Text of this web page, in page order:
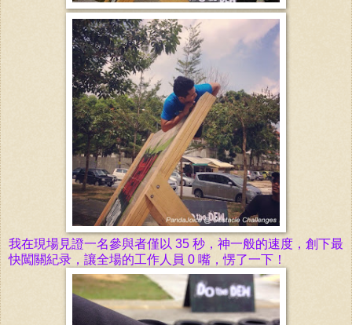
我在現場見證一名參與者僅以 35 秒，神一般的速度，創下最
快闖關紀录，讓全場的工作人員 0 嘴，愣了一下！